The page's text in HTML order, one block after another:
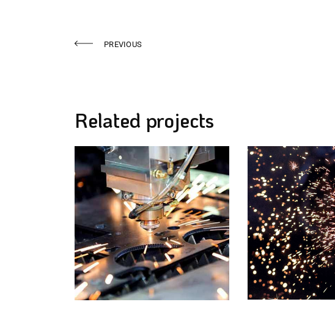
PREVIOUS
Related projects